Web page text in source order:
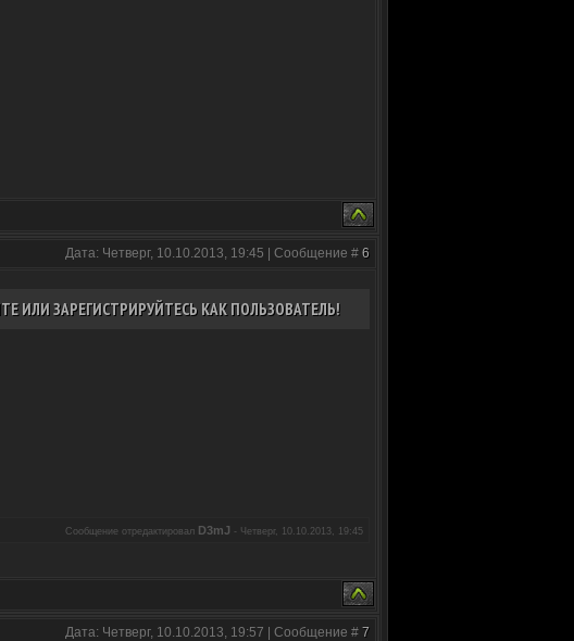
Дата: Четверг, 10.10.2013, 19:45 | Сообщение # 6
ИЛИ ЗАРЕГИСТРИРУЙТЕСЬ КАК ПОЛЬЗОВАТЕЛЬ!
Сообщение отредактировал D3mJ - Четверг, 10.10.2013, 19:45
Дата: Четверг, 10.10.2013, 19:57 | Сообщение # 7